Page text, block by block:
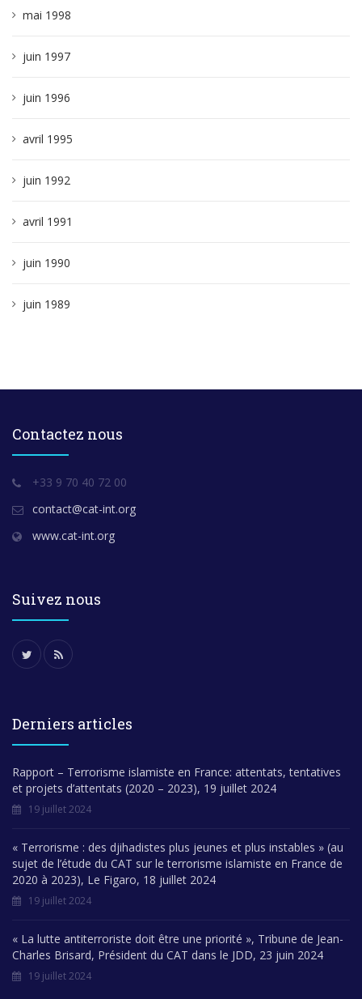
mai 1998
juin 1997
juin 1996
avril 1995
juin 1992
avril 1991
juin 1990
juin 1989
Contactez nous
+33 9 70 40 72 00
contact@cat-int.org
www.cat-int.org
Suivez nous
Derniers articles
Rapport – Terrorisme islamiste en France: attentats, tentatives
et projets d’attentats (2020 – 2023), 19 juillet 2024
19 juillet 2024
« Terrorisme : des djihadistes plus jeunes et plus instables » (au
sujet de l’étude du CAT sur le terrorisme islamiste en France de
2020 à 2023), Le Figaro, 18 juillet 2024
19 juillet 2024
« La lutte antiterroriste doit être une priorité », Tribune de Jean-
Charles Brisard, Président du CAT dans le JDD, 23 juin 2024
19 juillet 2024